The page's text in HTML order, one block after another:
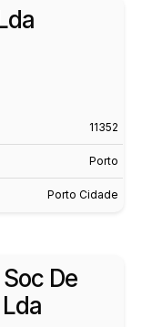
11352
Porto
Porto Cidade
De